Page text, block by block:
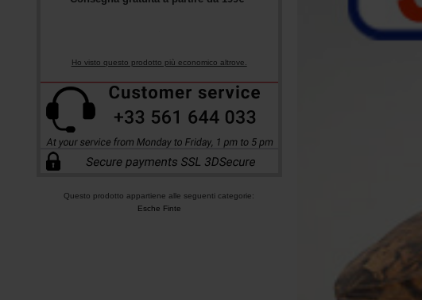
Ho visto questo prodotto più economico altrove.
Questo prodotto appartiene alle seguenti categorie:
Esche Finte